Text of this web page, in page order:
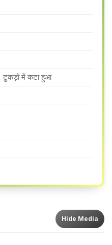
टुकड़ों में कटा हुआ
Hide Media